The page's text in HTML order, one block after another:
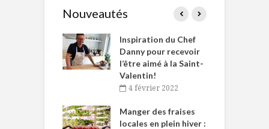
Nouveautés
Inspiration du Chef
Danny pour recevoir
l’être aimé à la Saint-
Valentin!
4 février 2022
Manger des fraises
locales en plein hiver :